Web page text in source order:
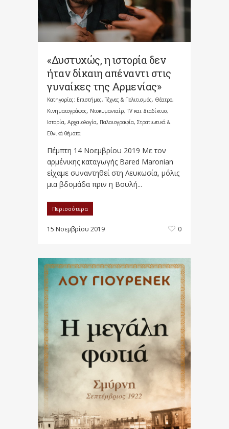
«Δυστυχώς, η ιστορία δεν
ήταν δίκαιη απέναντι στις
γυναίκες της Αρμενίας»
Κατηγορίες: Επιστήμες, Τέχνες & Πολιτισμός, Θέατρο,
Κινηματογράφος, Ντοκυμανταίρ, TV και Διαδίκτυο,
Ιστορία, Αρχαιολογία, Παλαιογραφία, Στρατιωτικά &
Εθνικά θέματα
Πέμπτη 14 Νοεμβρίου 2019 Με τον
αρμένικης καταγωγής Bared Maronian
είχαμε συναντηθεί στη Λευκωσία, μόλις
μια βδομάδα πριν η Βουλή...
Περισσότερα
15 Νοεμβρίου 2019 0